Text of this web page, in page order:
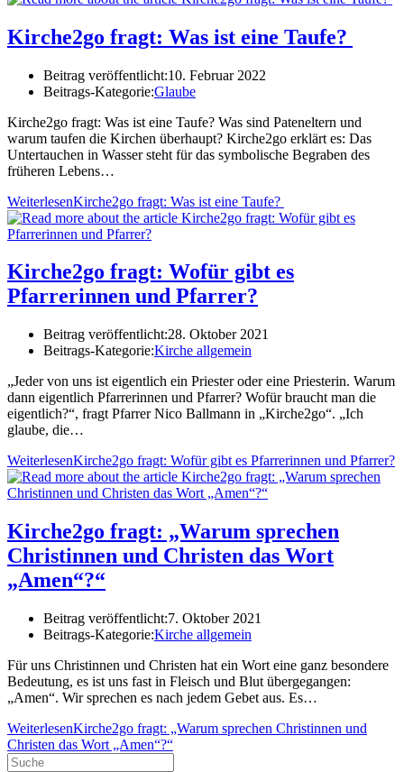
Kirche2go fragt: Was ist eine Taufe?
Beitrag veröffentlicht:10. Februar 2022
Beitrags-Kategorie:Glaube
Kirche2go fragt: Was ist eine Taufe? Was sind Pateneltern und
warum taufen die Kirchen überhaupt? Kirche2go erklärt es: Das
Untertauchen in Wasser steht für das symbolische Begraben des
früheren Lebens…
WeiterlesenKirche2go fragt: Was ist eine Taufe?
Kirche2go fragt: Wofür gibt es
Pfarrerinnen und Pfarrer?
Beitrag veröffentlicht:28. Oktober 2021
Beitrags-Kategorie:Kirche allgemein
„Jeder von uns ist eigentlich ein Priester oder eine Priesterin. Warum
dann eigentlich Pfarrerinnen und Pfarrer? Wofür braucht man die
eigentlich?“, fragt Pfarrer Nico Ballmann in „Kirche2go“. „Ich
glaube, die…
WeiterlesenKirche2go fragt: Wofür gibt es Pfarrerinnen und Pfarrer?
Kirche2go fragt: „Warum sprechen
Christinnen und Christen das Wort
„Amen“?“
Beitrag veröffentlicht:7. Oktober 2021
Beitrags-Kategorie:Kirche allgemein
Für uns Christinnen und Christen hat ein Wort eine ganz besondere
Bedeutung, es ist uns fast in Fleisch und Blut übergegangen:
„Amen“. Wir sprechen es nach jedem Gebet aus. Es…
WeiterlesenKirche2go fragt: „Warum sprechen Christinnen und
Christen das Wort „Amen“?“